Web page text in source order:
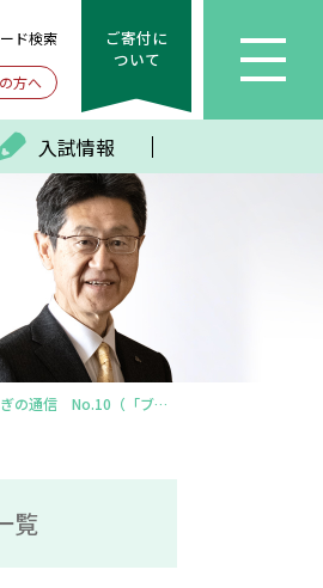
ド検索
方へ
ご寄付に
ついて
入試情報
はぎの通信 No.10（「ブスの25箇条」）
覧